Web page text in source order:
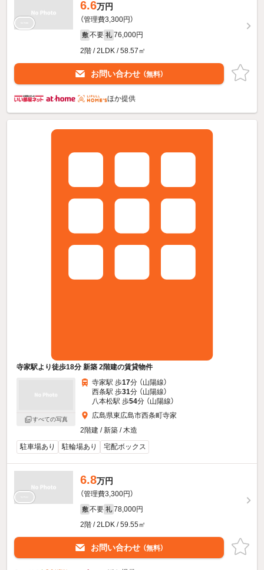
6.6万円
（管理費3,300円）
敷 不要 礼 76,000円
2階 / 2LDK / 58.57㎡
お問い合わせ （無料）
ほか提供
寺家駅より徒歩18分 新築 2階建の賃貸物件
すべての写真
寺家駅 歩17分 （山陽線）
西条駅 歩31分 （山陽線）
八本松駅 歩54分 （山陽線）
広島県東広島市西条町寺家
2階建 / 新築 / 木造
駐車場あり
駐輪場あり 宅配ボックス
6.8万円
（管理費3,300円）
敷 不要 礼 78,000円
2階 / 2LDK / 59.55㎡
お問い合わせ （無料）